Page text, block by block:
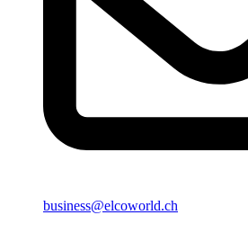
business@elcoworld.ch